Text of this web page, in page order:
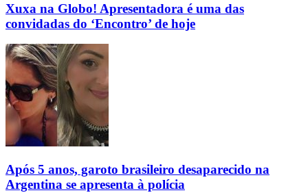
Xuxa na Globo! Apresentadora é uma das
convidadas do ‘Encontro’ de hoje
Após 5 anos, garoto brasileiro desaparecido na
Argentina se apresenta à polícia